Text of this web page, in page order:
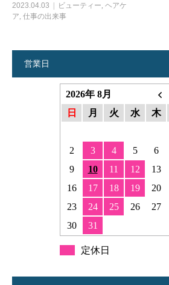
2023.04.03 ビューティー, ヘアケ
ア, 仕事の出来事
営業日
2026年 8月
日
月 火 水 木
2
3 4 5 6
9
10 11 12 13
16
17 18 19 20
23
24 25 26 27
30
31
定休日